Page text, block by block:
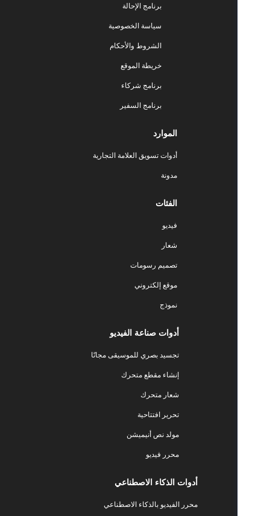
برنامج الإحالة
سياسة الخصوصية
الشروط والأحكام
خريطة الموقع
برنامج شركاء
برنامج السفير
أدوات تسويق العلامة التجارية
تصميم رسومات
موقع إلكتروني
أدوات صناعة الفيديو
تجسيد بصري للموسيقى مجانًا
إنشاء مقطع متحرك
شعار متحرك
تحرير افتتاحية
مولد نص أنيميشن
محرر فيديو
أدوات الذكاء الاصطناعي
محرر الفيديو بالذكاء الاصطناعي